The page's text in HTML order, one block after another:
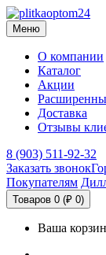
Меню
О компании
Каталог
Акции
Доставка
Отзывы
8 (903) 511-92-32
Заказать звонок
Покупателям
Товаров 0 (₽ 0)
Ваша